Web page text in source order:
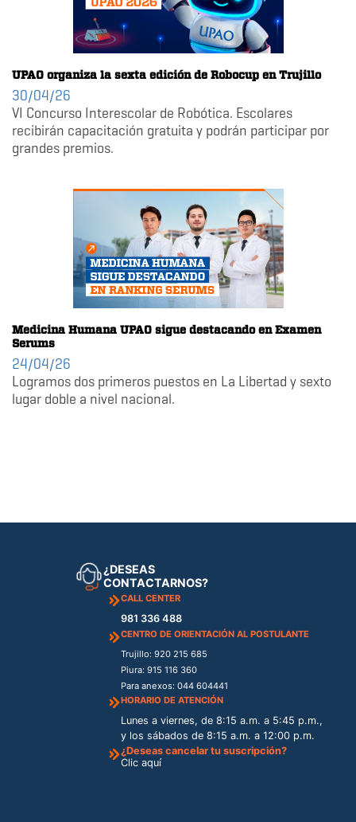
UPAO organiza la sexta edición de Robocup en Trujillo
30/04/26
VI Concurso Interescolar de Robótica. Escolares
recibirán capacitación gratuita y podrán participar por
grandes premios.
Medicina Humana UPAO sigue destacando en Examen
Serums
24/04/26
Logramos dos primeros puestos en La Libertad y sexto
lugar doble a nivel nacional.